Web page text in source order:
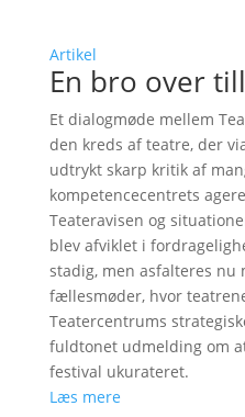
Artikel
En bro over
Et dialogmøde mellem
den kreds af teatre, der
udtrykt skarp kritik af
kompetencecentrets
Teateravisen og
blev afviklet i
stadig, men asfalteres
fællesmøder, hvor
Teatercentrums
fuldtonet udmelding om
festival ukurateret.
Læs mere